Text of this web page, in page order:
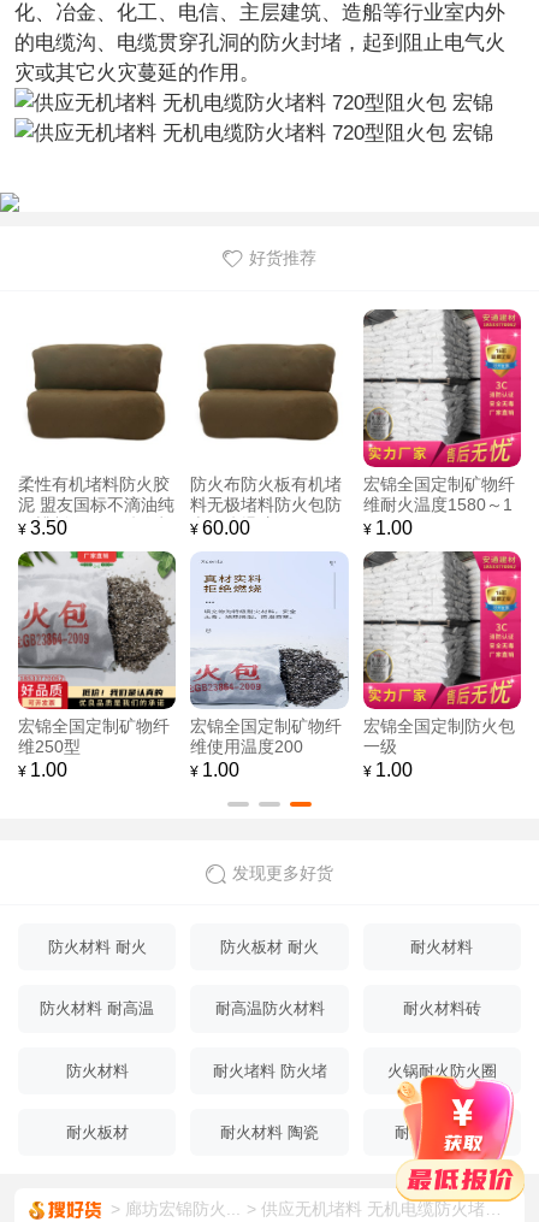
化、冶金、化工、电信、主层建筑、造船等行业室内外
的电缆沟、电缆贯穿孔洞的防火封堵，起到阻止电气火
灾或其它火灾蔓延的作用。
好货推荐
柔性有机堵料防火胶
泥 盟友国标不滴油纯
石蜡制作不开裂 有机
¥ 3.50
防火布防火板有机堵
料无极堵料防火包防
火泥防爆胶泥
¥ 60.00
宏锦全国定制矿物纤
维耐火温度1580～1
770℃
¥ 1.00
宏锦全国定制矿物纤
维250型
¥ 1.00
宏锦全国定制矿物纤
维使用温度200
¥ 1.00
宏锦全国定制防火包
一级
¥ 1.00
发现更多好货
防火材料 耐火 防火板材 耐火 耐火材料
防火材料 耐高温 耐高温防火材料 耐火材料砖
防火材料 耐火堵料 防火堵 火锅耐火防火圈
耐火板材 耐火材料 陶瓷 耐火保温材料
廊坊宏锦防火... 供应无机堵料 无机电缆防火堵料 无机阻燃材料 有机堵料 防火包 防火板 宏锦